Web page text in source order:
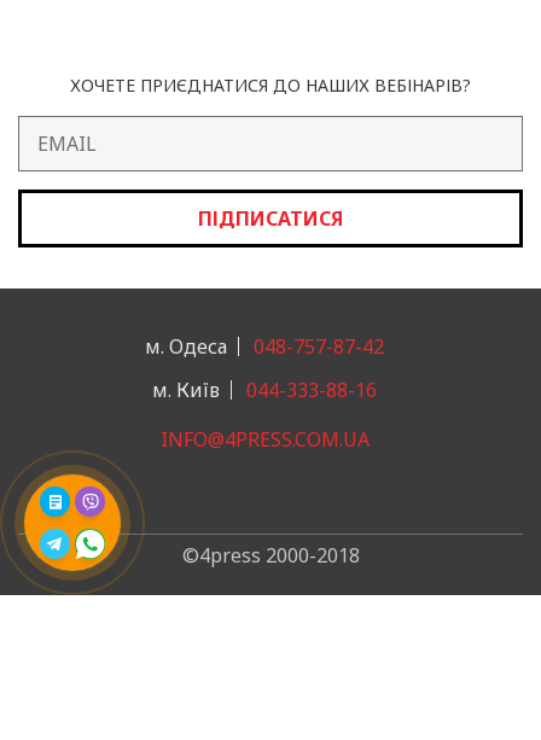
ХОЧЕТЕ ПРИЄДНАТИСЯ ДО НАШИХ ВЕБІНАРІВ?
ПІДПИСАТИСЯ
м. Одеса
048-757-87-42
м. Київ
044-333-88-16
INFO@4PRESS.COM.UA
©4press 2000-2018